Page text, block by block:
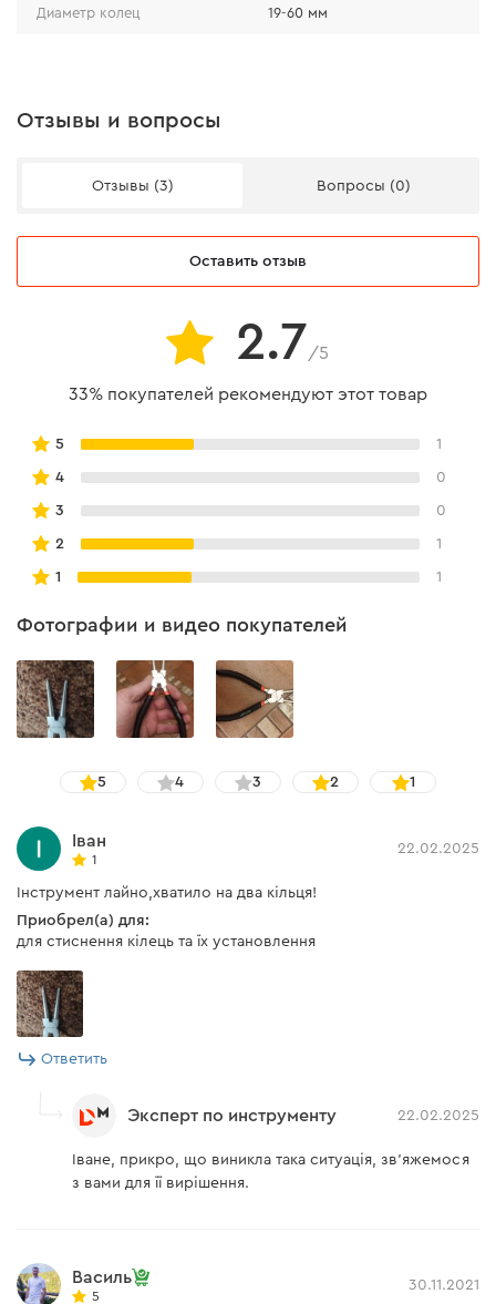
инструмент от коррозии.
Эргономика и комфорт
Прорезиненная ручка из нескользящего материала
способствует надежной фиксации инструмента в
Диаметр колец 19-60 мм
Отзывы и вопросы
Отзывы (3) Вопросы (0)
Оставить отзыв
2.7/5
33% покупателей рекомендуют этот товар
5 1
4 0
3 0
2 1
1 1
Фотографии и видео покупателей
5 4 3 2 1
Іван
1
22.02.2025
Інструмент лайно,хватило на два кільця!
Приобрел(а) для:
для стиснення кілець та їх установлення
Ответить
Эксперт по инструменту 22.02.2025
Іване, прикро, що виникла така ситуація, зв'яжемося
з вами для її вирішення.
Василь
5
30.11.2021